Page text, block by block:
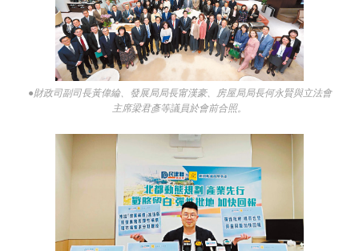
●財政司副司長黃偉綸、發展局局長甯漢豪、房屋局局長何永賢與立法會
主席梁君彥等議員於會前合照。